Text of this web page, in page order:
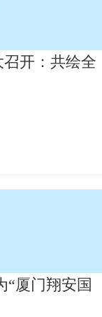
开：共绘全
“厦门翔安国